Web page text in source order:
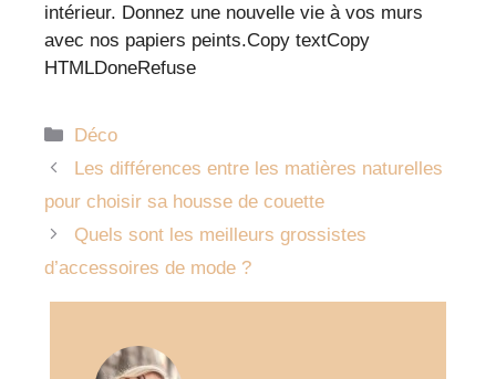
intérieur. Donnez une nouvelle vie à vos murs
avec nos papiers peints.Copy textCopy
HTMLDoneRefuse
Catégories
Déco
Les différences entre les matières naturelles
pour choisir sa housse de couette
Quels sont les meilleurs grossistes
d’accessoires de mode ?